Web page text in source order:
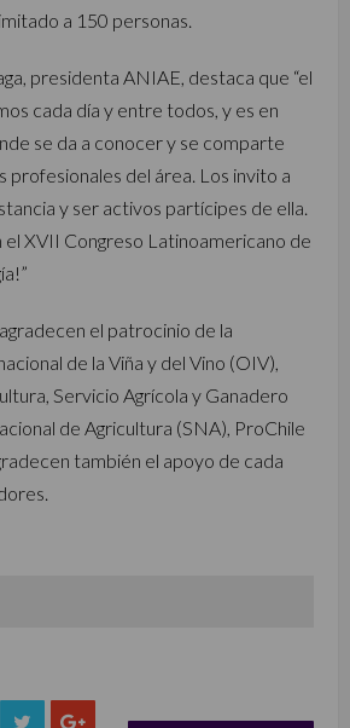
a 150 personas.
presidenta ANIAE, destaca que “el
cada día y entre todos, y es en
se da a conocer y se comparte
del área. Los invito a
y ser activos partícipes de ella.
el XVII Congreso Latinoamericano de
el patrocinio de la
de la Viña y del Vino (OIV),
Servicio Agrícola y Ganadero
de Agricultura (SNA), ProChile
también el apoyo de cada